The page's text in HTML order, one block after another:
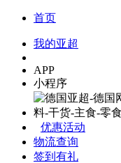
首页
我的亚超
APP
小程序
优惠活动
物流查询
签到有礼